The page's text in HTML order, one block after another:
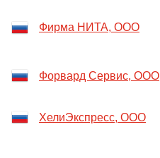
Фирма НИТА, ООО
Форвард Сервис, ООО
ХелиЭкспресс, ООО